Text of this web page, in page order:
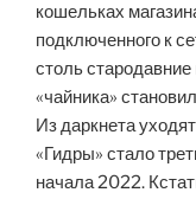
кошельках
подключенного к
столь
«чайника»
Из даркнета
«Гидры» стало
начала 2022.